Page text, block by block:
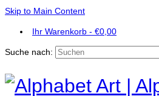
Skip to Main Content
Ihr Warenkorb - €0,00
Suche nach: